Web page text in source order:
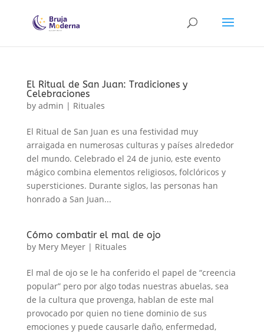
El Ritual de San Juan: Tradiciones y
Celebraciones
by admin | Rituales
El Ritual de San Juan es una festividad muy
arraigada en numerosas culturas y países alrededor
del mundo. Celebrado el 24 de junio, este evento
mágico combina elementos religiosos, folclóricos y
supersticiones. Durante siglos, las personas han
honrado a San Juan...
Cómo combatir el mal de ojo
by Mery Meyer| Rituales
El mal de ojo se le ha conferido el papel de “creencia
popular” pero por algo todas nuestras abuelas, sea
de la cultura que provenga, hablan de este mal
provocado por quien no tiene dominio de sus
emociones y puede causarle daño, enfermedad,